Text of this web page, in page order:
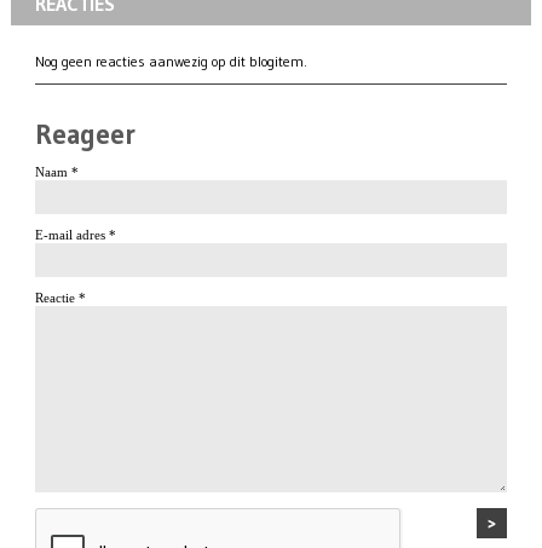
Nog geen reacties aanwezig op dit blogitem.
Reageer
Naam *
E-mail adres *
Reactie *